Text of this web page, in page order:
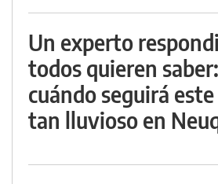
Un experto
todos quieren
cuándo seguirá
tan lluvioso en